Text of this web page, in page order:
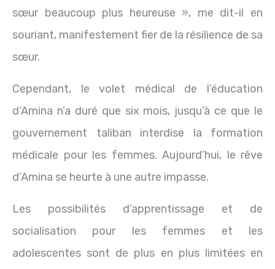
sœur beaucoup plus heureuse », me dit-il en
souriant, manifestement fier de la résilience de sa
sœur.
Cependant, le volet médical de l’éducation
d’Amina n’a duré que six mois, jusqu’à ce que le
gouvernement taliban interdise la formation
médicale pour les femmes. Aujourd’hui, le rêve
d’Amina se heurte à une autre impasse.
Les possibilités d’apprentissage et de
socialisation pour les femmes et les
adolescentes sont de plus en plus limitées en